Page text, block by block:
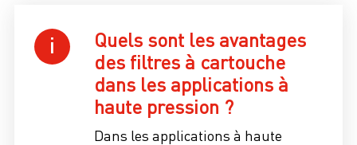
Quels sont les avantages
des filtres à cartouche
dans les applications à
haute pression ?
Dans les applications à haute